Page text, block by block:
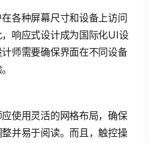
各种屏幕尺寸和设备上访问
响应式设计成为国际化UI设
师需要确保界面在不同设备
使用灵活的网格布局，确保
并易于阅读。而且，触控操